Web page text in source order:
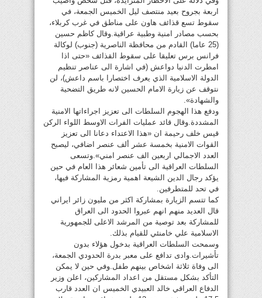
اربعة بجروح بعيد منتصف ليل الخميس الجمعة، في
سقوط تسع قذائف هاون على مناطق في غرب كربلاء،
بحسب مصادر امنية وطبية عراقية.وقال كاظم حسين
(25 عاما) القادم من محافظة الناصرية (جنوب) لوكالة
فرانس برس تعليقا على سقوط القذائف «حتى اذا
امطرت الدنيا دواعش (في اشارة الى عناصر تنظيم
الدولة الاسلامية الذي يعرف اختصارا باسم داعش)، لن
نتوقف عن زيارة الامام الحسين لانه طريق التضحية
والشهادة».
ودفع هذا الهجوم السلطات الى تعزيز اجراءاتها الامنية
المشددة.وقال قائد عمليات الفرات الاوسط اللواء الركن
قيس خلف رحيمة ان «هذا الاعتداء دعانا الى تعزيز
القوات الامنية بخمسة عشر ألف عنصر اضافي، ليصبح
العدد الاجمالي اربعين الف عنصر امني».وتسعى
السلطات العراقية الى تأمين شعائر هذا العام في حين
يؤكد رجال الدين الشيعة اهمية رمزية المشاركة فيها،
في تحد للمتطرفين.
كما تتسم الزيارة بمشاركة اكثر من مليون زائر ايراني
قال العديد منهم انهم عبروا الحدود الى العراق
للمشاركة بعد توصية من المرشد الاعلى للجمهورية
الاسلامية علي خامنئي للقيام بذلك.
وسمحت السلطات العراقية بدخول هؤلاء بدون
تأشيرات.وادى تدافع على معبر بدرة الحدودي الجمعة،
الى وفاة ثلاثة اشخاص بينهم طفل.وفي حين لا يمكن
التأكد بشكل مستقل من اعداد المشاركين، اعلن وزير
الدفاع العراقي خالد العبيدي الخميس ان العدد قارب